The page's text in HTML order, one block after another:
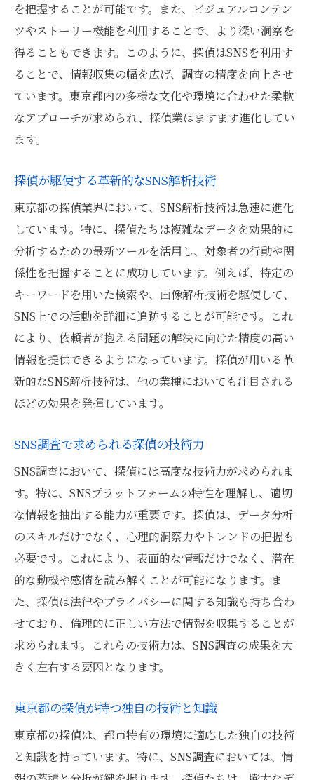
を把握することが可能です。また、ビジュアルコンテン
ツやストーリー機能を利用することで、より深い洞察を
得ることもできます。このように、探偵はSNSを利用す
ることで、情報収集の幅を広げ、調査の精度を向上させ
ています。東京都内の多様な文化や環境に合わせた柔軟
なアプローチが求められ、探偵業はますます進化してい
ます。
探偵が駆使する革新的なSNS解析技術
東京都の探偵業界において、SNS解析技術は急速に進化
しています。特に、探偵たちは複雑なデータを効果的に
分析するための最新ツールを活用し、対象者の行動や関
係性を把握することに成功しています。例えば、特定の
キーワードを用いた検索や、画像解析技術を駆使して、
SNS上での活動を詳細に追跡することが可能です。これ
により、依頼者が抱える問題の解決に向けた精度の高い
情報を提供できるようになっています。探偵が用いる革
新的なSNS解析技術は、他の業種においても注目される
ほどの効果を発揮しています。
SNS調査で求められる探偵の技術力
SNS調査において、探偵には高度な技術力が求められま
す。特に、SNSプラットフォームの特性を理解し、適切
な情報を抽出する能力が重要です。探偵は、データ分析
のスキルだけでなく、心理的洞察力やトレンドの把握も
必要です。これにより、表面的な情報だけでなく、潜在
的な動機や感情を読み解くことが可能になります。ま
た、探偵は法律やプライバシーに関する知識も持ち合わ
せており、倫理的に正しい方法で情報を収集することが
求められます。これらの技術力は、SNS調査の成果を大
きく左右する要因となります。
東京都の探偵が持つ独自の技術と知識
東京都の探偵は、都市特有の環境に適応した独自の技術
と知識を持っています。特に、SNS調査においては、情